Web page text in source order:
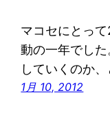
マコセにとっ
動の一年でし
していくのか
1月 10, 2012